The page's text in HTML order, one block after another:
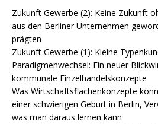
Zukunft Gewerbe (2): Keine Zukunft
aus den Berliner Unternehmen
prägten
Zukunft Gewerbe (1): Kleine
Paradigmenwechsel: Ein neuer
kommunale Einzelhandelskonzepte
Was Wirtschaftsflächenkonzepte
einer schwierigen Geburt in Berlin,
was man daraus lernen kann